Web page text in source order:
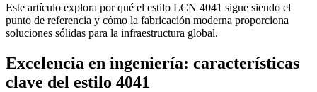
Este artículo explora por qué el estilo LCN 4041 sigue siendo el
punto de referencia y cómo la fabricación moderna proporciona
soluciones sólidas para la infraestructura global.
Excelencia en ingeniería: características
clave del estilo 4041